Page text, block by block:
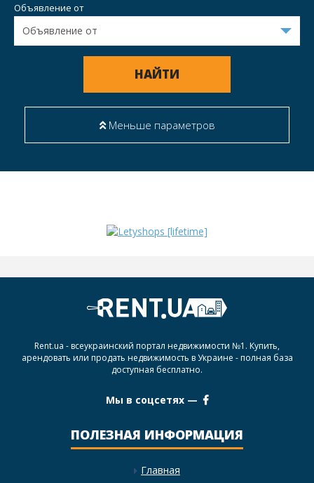
Объявление от
НАЙТИ
Меньше параметров
Rent.ua - всеукраинский портал недвижимости №1. Купить,
арендовать или продать недвижимость в Украине - полная база
доступная бесплатно.
Мы в соцсетях —
ПОЛЕЗНАЯ ИНФОРМАЦИЯ
Главная